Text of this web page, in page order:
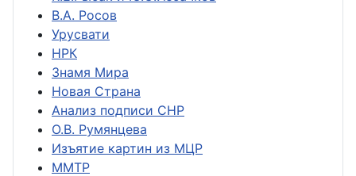
В.А. Росов
Урусвати
НРК
Знамя Мира
Новая Страна
Анализ подписи СНР
О.В. Румянцева
Изъятие картин из МЦР
ММТР